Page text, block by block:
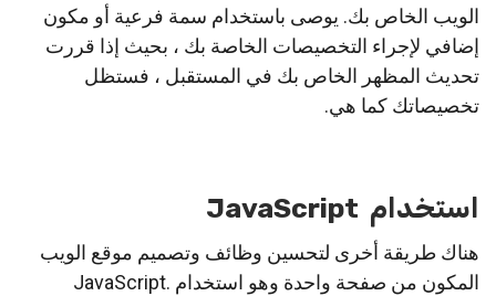
الويب الخاص بك. يوصى باستخدام سمة فرعية أو مكون
إضافي لإجراء التخصيصات الخاصة بك ، بحيث إذا قررت
تحديث المظهر الخاص بك في المستقبل ، فستظل
تخصيصاتك كما هي.
استخدام JavaScript
هناك طريقة أخرى لتحسين وظائف وتصميم موقع الويب
المكون من صفحة واحدة وهو استخدام JavaScript.